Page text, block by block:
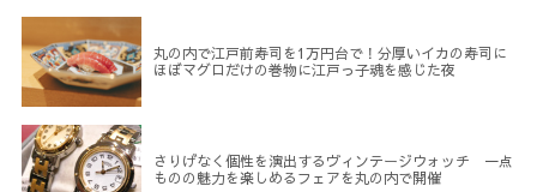
丸の内で江戸前寿司を1万円台で！分厚いイカの寿司に
ほぼマグロだけの巻物に江戸っ子魂を感じた夜
さりげなく個性を演出するヴィンテージウォッチ 一点
ものの魅力を楽しめるフェアを丸の内で開催